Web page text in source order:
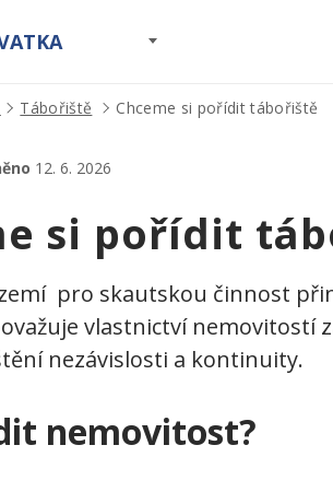
Tábořiště Chceme si pořídit tábořiště
12. 6. 2026
si pořídit
pro skautskou činnost
vlastnictví nemovitostí
nezávislosti a kontinuity.
nemovitost?